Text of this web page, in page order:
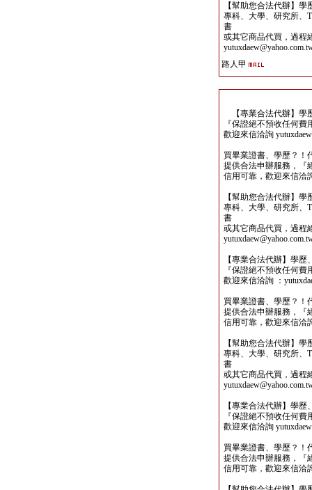
【幫助您合法代辦】
專科、大學、研究所、
書
或其它商品代買，過程
路人甲
【專業合法代辦】學
『保證絕不預收任何
歡迎來信洽詢
買畢業證書、學歷？！
提供合法申辦服務，『
信用可靠，歡迎來信洽
【幫助您合法代辦】
專科、大學、研究所、
書
或其它商品代買，過程
【專業合法代辦】學
『保證絕不預收任何
歡迎來信洽詢 ：
買畢業證書、學歷？！
提供合法申辦服務，『
信用可靠，歡迎來信洽
【幫助您合法代辦】
專科、大學、研究所、
書
或其它商品代買，過程
【專業合法代辦】學
『保證絕不預收任何
歡迎來信洽詢
買畢業證書、學歷？！
提供合法申辦服務，『
信用可靠，歡迎來信洽